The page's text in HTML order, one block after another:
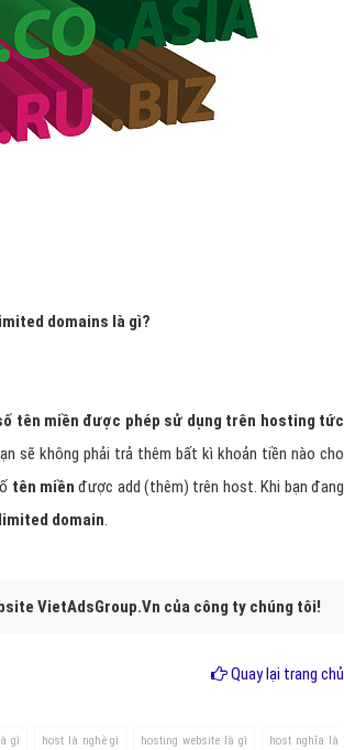
domains là gì?
tên miền được phép sử dụng trên hosting tức
sẽ không phải trả thêm bất kì khoản tiền nào cho
tên miền được add (thêm) trên host. Khi bạn đang
domain.
VietAdsGroup.Vn của công ty chúng tôi!
Quay lại trang chủ
gì host là nghề gì hosting website là gì host nghĩa là